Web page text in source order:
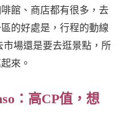
館、商店都有很多，去
的好處是，行程的動線
場還是要去逛景點，所
來。
：高CP值，想